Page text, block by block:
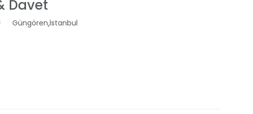
Davet
Güngören,İstanbul